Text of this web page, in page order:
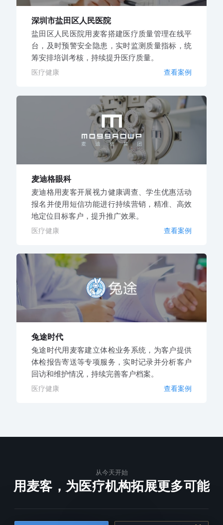
深圳市盐田区人民医院
盐田区人民医院用麦客搭建医疗质量管理在线平
台，及时预警安全隐患，实时监测质量指标，统
筹安排培训考核，持续提升医疗质量。
医疗健康 查看案例
麦迪格眼科
麦迪格用麦客开展视力健康调查、学生优惠活动
报名并使用短信功能进行持续营销，精准、高效
地定位目标客户，提升推广效果。
医疗健康 查看案例
兔途时代
兔途时代用麦客建立体检业务系统，为客户提供
体检报告寄送等专项服务，实时记录并分析客户
回访和维护情况，持续完善客户档案。
医疗健康 查看案例
从今天开始
用麦客，为医疗机构拓展更多可能